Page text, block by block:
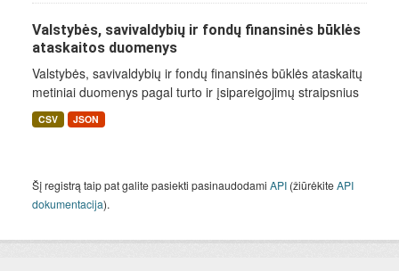
Valstybės, savivaldybių ir fondų finansinės būklės
ataskaitos duomenys
Valstybės, savivaldybių ir fondų finansinės būklės ataskaitų
metiniai duomenys pagal turto ir įsipareigojimų straipsnius
CSV JSON
Šį registrą taip pat galite pasiekti pasinaudodami API (žiūrėkiteAPI
dokumentacija).